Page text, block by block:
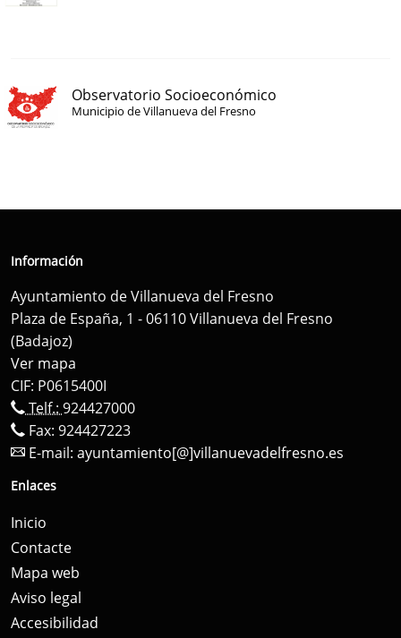
Observatorio Socioeconómico
Municipio de Villanueva del Fresno
Información
Ayuntamiento de Villanueva del Fresno
Plaza de España, 1 - 06110 Villanueva del Fresno
(Badajoz)
Ver mapa
CIF: P0615400I
Telf.: 924427000
Fax: 924427223
E-mail: ayuntamiento[@]villanuevadelfresno.es
Enlaces
Inicio
Contacte
Mapa web
Aviso legal
Accesibilidad